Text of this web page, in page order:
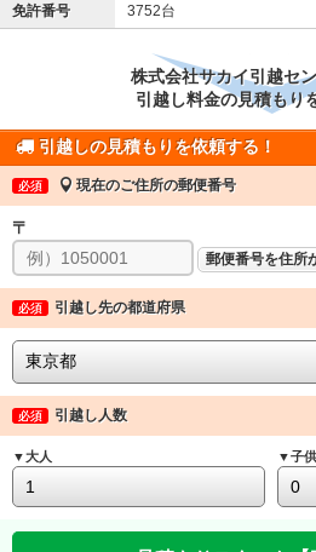
免許番号
3752台
株式会社サカイ引越セ
引越し料金の見積もり
引越しの見積もりを依頼する！
必須 現在のご住所の郵便番号
〒
郵便番号を住所
必須 引越し先の都道府県
必須 引越し人数
▼大人 ▼子供